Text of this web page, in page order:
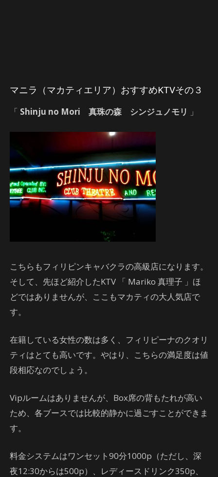
マニラ（マカティエリア）おすすめKTVその３
「 Shinju no Mori 真珠の森 シンジュノモリ 」
こちらもフィリピンキャバクラの高級店になります。
そして、先ほど紹介したKTV 「 Mariko 真理子 」ほ
どではありませんが、ここもマカティの大人気店で
す。
在籍している女性の数は多く、フィリピーナのクオリ
ティはとても高いです。やはり、こちらの満足度は値
段相応なのでしょう。
Vipルームはありませんが、Box席の背もたれが高い
ため、各ブースでは比較的静かに過ごすことができま
す。
料金システムはワンセット90分1000p（ただし、深
夜12:30からは500p）、レディースドリンク350p、